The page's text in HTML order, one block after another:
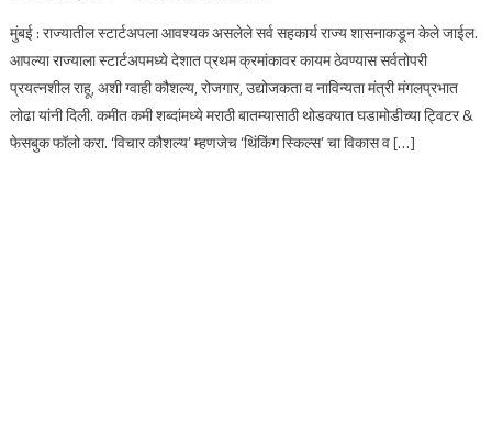
मुंबई : राज्यातील स्टार्टअपला आवश्यक असलेले सर्व सहकार्य राज्य शासनाकडून केले जाईल.
आपल्या राज्याला स्टार्टअपमध्ये देशात प्रथम क्रमांकावर कायम ठेवण्यास सर्वतोपरी
प्रयत्नशील राहू, अशी ग्वाही कौशल्य, रोजगार, उद्योजकता व नाविन्यता मंत्री मंगलप्रभात
लोढा यांनी दिली. कमीत कमी शब्दांमध्ये मराठी बातम्यासाठी थोडक्यात घडामोडीच्या ट्विटर &
फेसबुक फॉलो करा. ‘विचार कौशल्य’ म्हणजेच ‘थिंकिंग स्किल्स’ चा विकास व […]